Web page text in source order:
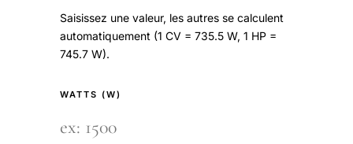
Saisissez une valeur, les autres se calculent
automatiquement (1 CV = 735.5 W, 1 HP =
745.7 W).
WATTS (W)